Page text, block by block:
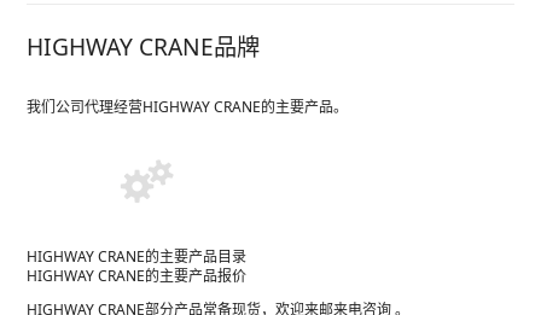
HIGHWAY CRANE品牌
我们公司代理经营HIGHWAY CRANE的主要产品。
HIGHWAY CRANE的主要产品目录
HIGHWAY CRANE的主要产品报价
HIGHWAY CRANE部分产品常备现货，欢迎来邮来电咨询 。